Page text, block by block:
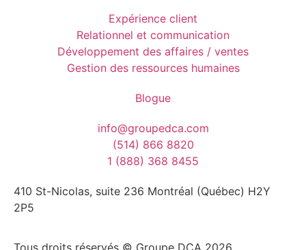
Expérience client
Relationnel et communication
Développement des affaires / ventes
Gestion des ressources humaines
Blogue
info@groupedca.com
(514) 866 8820
1 (888) 368 8455
410 St-Nicolas, suite 236 Montréal (Québec) H2Y
2P5